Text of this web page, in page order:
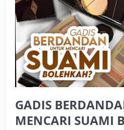
SALEH PERLU
MASUK
MIMPI
DIABAIKAN
MENJELANG
PERANG
APA
GADIS
MENCARI SUAMI